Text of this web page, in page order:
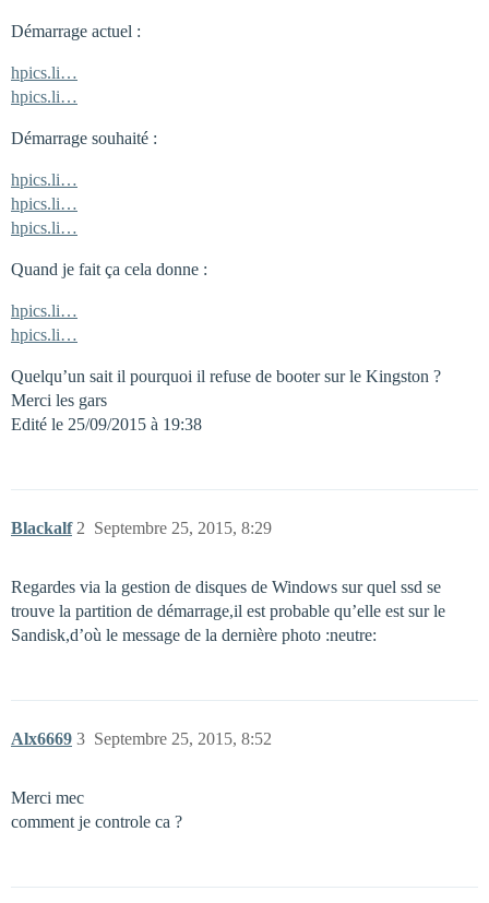
Démarrage actuel :
hpics.li…
hpics.li…
Démarrage souhaité :
hpics.li…
hpics.li…
hpics.li…
Quand je fait ça cela donne :
hpics.li…
hpics.li…
Quelqu’un sait il pourquoi il refuse de booter sur le Kingston ?
Merci les gars
Edité le 25/09/2015 à 19:38
Blackalf Septembre 25, 2015, 8:29
2
Regardes via la gestion de disques de Windows sur quel ssd se
trouve la partition de démarrage,il est probable qu’elle est sur le
Sandisk,d’où le message de la dernière photo :neutre:
Alx6669 Septembre 25, 2015, 8:52
3
Merci mec
comment je controle ca ?